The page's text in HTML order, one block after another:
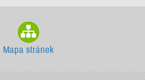
Mapa stránek